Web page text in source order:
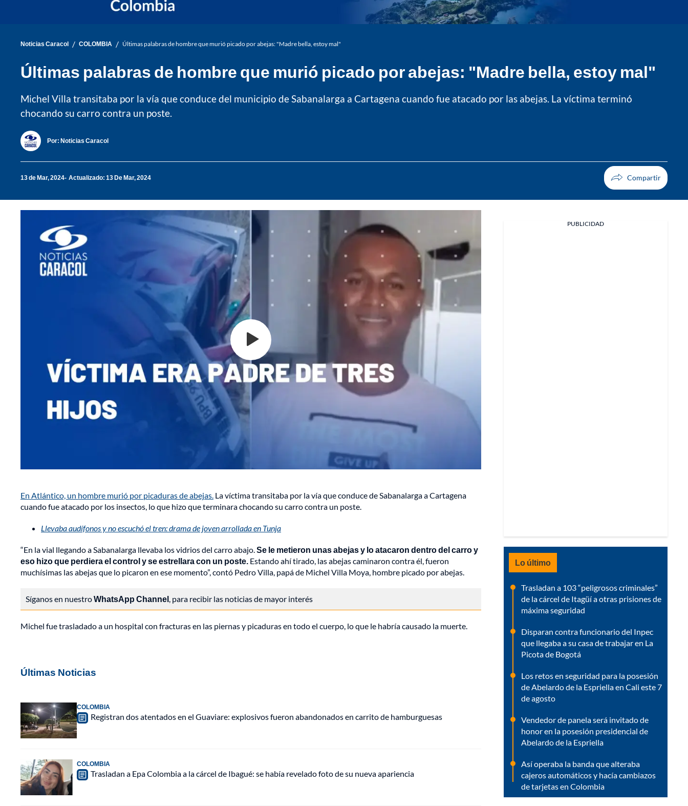
Noticias Caracol / COLOMBIA / Últimas palabras de hombre que murió picado por abejas: "Madre bella, estoy mal"
Últimas palabras de hombre que murió picado por abejas: "Madre bella, estoy mal"
Michel Villa transitaba por la vía que conduce del municipio de Sabanalarga a Cartagena cuando fue atacado por las abejas. La víctima terminó
chocando su carro contra un poste.
Por: Noticias Caracol
13 de Mar, 2024 Actualizado: 13 De Mar, 2024
En Atlántico, un hombre murió por picaduras de abejas. La víctima transitaba por la vía que conduce de Sabanalarga a Cartagena
cuando fue atacado por los insectos, lo que hizo que terminara chocando su carro contra un poste.
Llevaba audífonos y no escuchó el tren: drama de joven arrollada en Tunja
“En la vial llegando a Sabanalarga llevaba los vidrios del carro abajo.Se le metieron unas abejas y lo atacaron dentro del carro y
eso hizo que perdiera el control y se estrellara con un poste. Estando ahí tirado, las abejas caminaron contra él, fueron
muchísimas las abejas que lo picaron en ese momento”, contó Pedro Villa, papá de Michel Villa Moya, hombre picado por abejas.
Síganos en nuestroWhatsApp Channel, para recibir las noticias de mayor interés
Michel fue trasladado a un hospital con fracturas en las piernas y picaduras en todo el cuerpo, lo que le habría causado la muerte.
Últimas Noticias
COLOMBIA
Registran dos atentados en el Guaviare: explosivos fueron abandonados en carrito de hamburguesas
COLOMBIA
Trasladan a Epa Colombia a la cárcel de Ibagué: se había revelado foto de su nueva apariencia
PUBLICIDAD
Lo último
Trasladan a 103 “peligrosos criminales”
de la cárcel de Itagüí a otras prisiones de
máxima seguridad
Disparan contra funcionario del Inpec
que llegaba a su casa de trabajar en La
Picota de Bogotá
Los retos en seguridad para la posesión
de Abelardo de la Espriella en Cali este 7
de agosto
Vendedor de panela será invitado de
honor en la posesión presidencial de
Abelardo de la Espriella
Así operaba la banda que alteraba
cajeros automáticos y hacía cambiazos
de tarjetas en Colombia